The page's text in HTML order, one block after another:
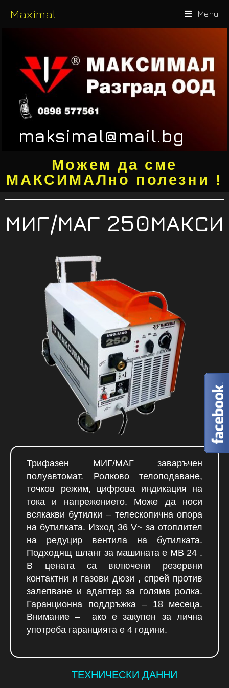
Maximal Menu
maksimal@mail.bg
Можем да сме
МАКСИМАЛно полезни !
МИГ/МАГ 250МАКСИ
Трифазен МИГ/МАГ заваръчен
полуавтомат. Ролково телоподаване,
точков режим, цифрова индикация на
тока и напрежението. Може да носи
всякакви бутилки – телескопична опора
на бутилката. Изход 36 V~ за отоплител
на редуцир вентила на бутилката.
Подходящ шланг за машината е МВ 24 .
В цената са включени резервни
контактни и газови дюзи , спрей против
залепване и адаптер за голяма ролка.
Гаранционна поддръжка – 18 месеца.
Внимание – ако е закупен за лична
употреба гаранцията е 4 години.
ТЕХНИЧЕСКИ ДАННИ